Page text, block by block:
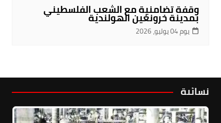
وقفة تضامنية مع الشعب الفلسطيني
بمدينة خرونغين الهولندية
يوم 04 يوليو، 2026
نسائية